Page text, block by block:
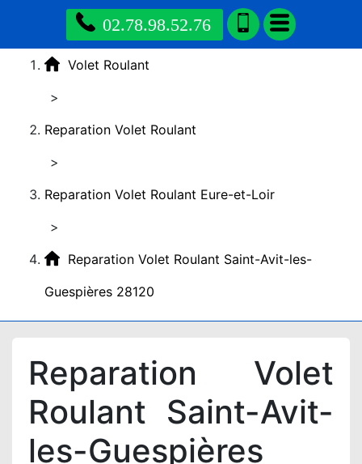
02.78.98.52.76
Volet Roulant
>
Reparation Volet Roulant
>
Reparation Volet Roulant Eure-et-Loir
>
Reparation Volet Roulant Saint-Avit-les-
Guespières 28120
Reparation Volet
Roulant Saint-Avit-
les-Guespières